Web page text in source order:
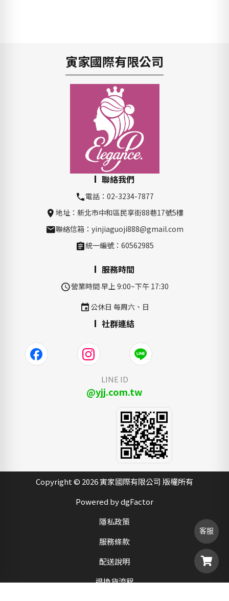
寅家國際有限公司
聯絡我們
電話：02-3234-7877
地址：新北市中和區民享街88巷17號5樓
聯絡信箱：yinjiaguoji888@gmail.com
統一編號：60562985
服務時間
營業時間 早上 9:00~下午 17:30
公休日 每周六、日
社群連結
LINE ID
@yjj.com.tw
Copyright © 2026 寅家國際有限公司 版權所有
Powered by dgFactor
隱私政策
服務條款
配送說明
退換貨流程
客服